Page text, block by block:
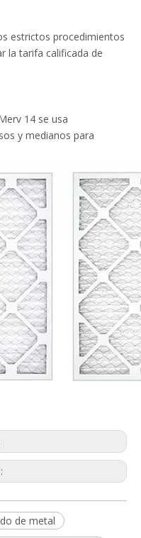
estrictos procedimientos
la tarifa calificada de
14 se usa
y medianos para
de metal